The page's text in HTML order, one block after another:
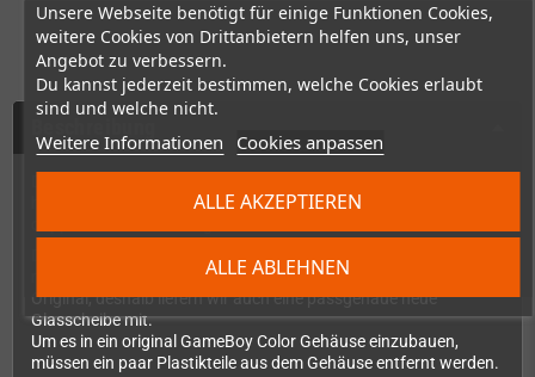
Unsere Webseite benötigt für einige Funktionen Cookies,
weitere Cookies von Drittanbietern helfen uns, unser
Angebot zu verbessern.
Du kannst jederzeit bestimmen, welche Cookies erlaubt
sind und welche nicht.
Weitere Informationen Cookies anpassen
ALLE ABLEHNEN
ALLE AKZEPTIEREN
hellen, 44 x 39 mm großen Bildschirm darstellen und hat die
Dieser brandneue Q5 XL IPS-Mod kommt mit IPS-LCD und
notwendiger Ansteuerplatine. Das LCD ist größer als das
Original, deshalb liefern wir auch eine passgenaue neue
Glasscheibe mit.
Um es in ein original GameBoy Color Gehäuse einzubauen,
müssen ein paar Plastikteile aus dem Gehäuse entfernt werden.